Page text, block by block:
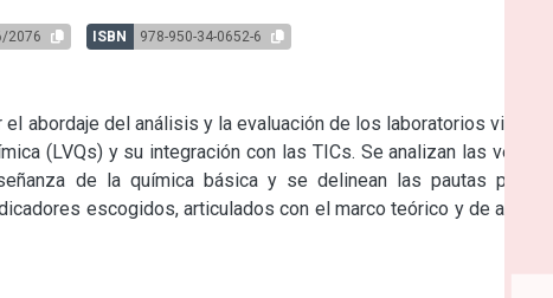
2076 ISBN 978-950-34-0652-6
abordaje del análisis y la evaluación de los laboratorios virtuales
(LVQs) y su integración con las TICs. Se analizan las ventajas
de la química básica y se delinean las pautas para su
escogidos, articulados con el marco teórico y de acuerdo